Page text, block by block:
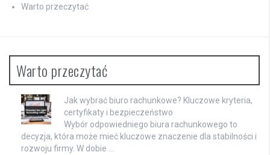
Warto przeczytać
Warto przeczytać
Jak wybrać biuro rachunkowe? Kluczowe kryteria,
certyfikaty i bezpieczeństwo
Wybór odpowiedniego biura rachunkowego to
decyzja, która może mieć kluczowe znaczenie dla stabilności i
rozwoju firmy. W dobie …